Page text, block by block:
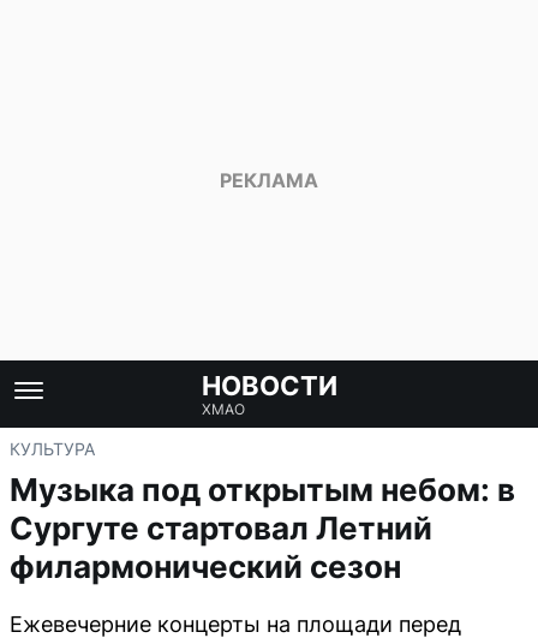
НОВОСТИ
ХМАО
КУЛЬТУРА
Музыка под открытым небом: в
Сургуте стартовал Летний
филармонический сезон
Ежевечерние концерты на площади перед